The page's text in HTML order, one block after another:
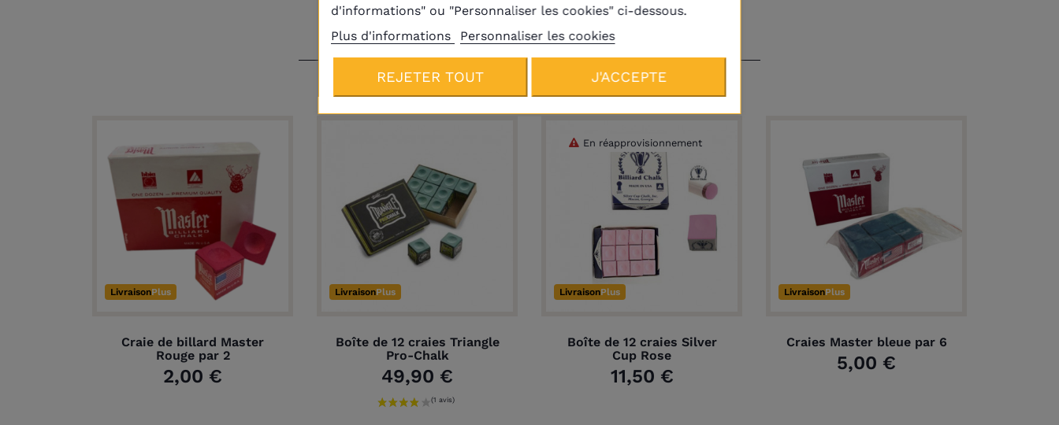
Produits de la même catégorie
LivraisonPlus
Craie de billard Master
Rouge par 2
2,00 €
LivraisonPlus
Boîte de 12 craies Triangle
Pro-Chalk
49,90 €
LivraisonPlus
Boîte de 12 craies Silver
Cup Rose
11,50 €
En réapprovisionnement
LivraisonPlus
Craies Master bleue par 6
5,00 €
d'informations" ou "Personnaliser les cookies" ci-dessous.
Plus d'informations
Personnaliser les cookies
REJETER TOUT J'ACCEPTE